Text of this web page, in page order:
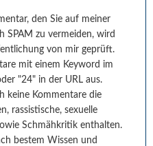
den Sie auf meiner
SPAM zu vermeiden, wird
von mir geprüft.
mit einem Keyword im
"24" in der URL aus.
keine Kommentare die
rassistische, sexuelle
Schmähkritik enthalten.
bestem Wissen und